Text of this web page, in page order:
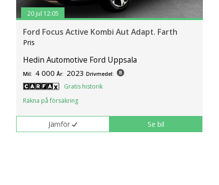
20 jul 12:05
Ford Focus Active Kombi Aut Adapt. Farth
Pris
Hedin Automotive Ford Uppsala
Mil: 4 000 År: 2023 Drivmedel:
Gratis historik
Räkna på försäkring
Jämför Se bil